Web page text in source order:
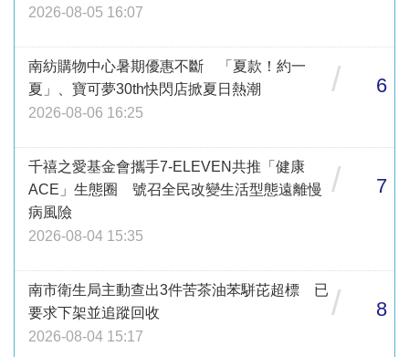
2026-08-05 16:07
南紡購物中心暑期優惠不斷 「夏款！約一
夏」、寶可夢30th快閃店掀夏日熱潮
2026-08-06 16:25
/ 6
千禧之愛基金會攜手7-ELEVEN共推「健康
ACE」生態圈 號召全民改變生活型態遠離慢
病風險
2026-08-04 15:35
/ 7
南市衛生局主動查出3件苦茶油苯駢芘超標 已
要求下架並追蹤回收
2026-08-04 15:17
/ 8